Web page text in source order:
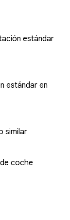
estándar
estándar en
similar
coche